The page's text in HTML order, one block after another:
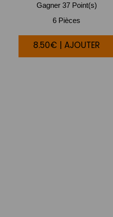
Gagner 37 Point(s)
6 Pièces
8.50€ | AJOUTER